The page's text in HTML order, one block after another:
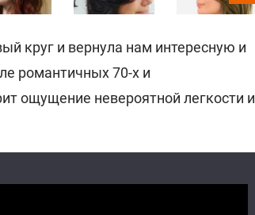
круг и вернула нам интересную и
романтичных 70-х и
ощущение невероятной легкости и